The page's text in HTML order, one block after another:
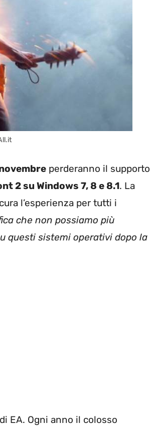
perderanno il supporto
2 su Windows 7, 8 e 8.1. La
l’esperienza per tutti i
che non possiamo più
questi sistemi operativi dopo la
EA. Ogni anno il colosso